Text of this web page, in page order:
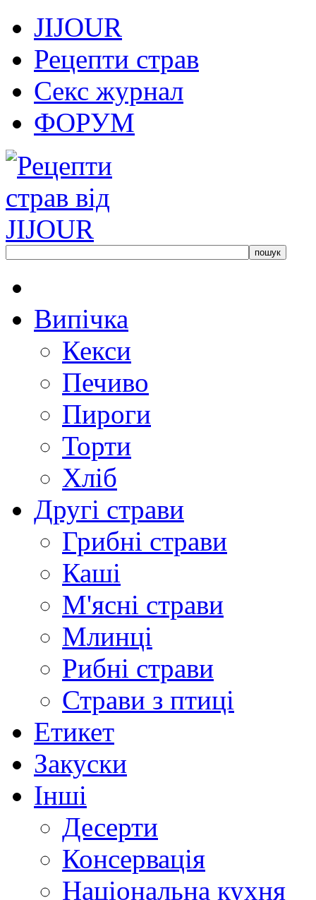
JIJOUR
Рецепти страв
Секс журнал
ФОРУМ
Випічка
Кекси
Печиво
Пироги
Торти
Хліб
Другі страви
Грибні страви
Каші
М'ясні страви
Млинці
Рибні страви
Страви з птиці
Етикет
Закуски
Інші
Десерти
Консервація
Національна кухня